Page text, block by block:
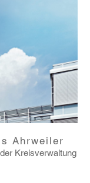
Ahrweiler
Kreis­ver­wal­tung